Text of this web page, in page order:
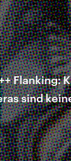
Flanking:
sind